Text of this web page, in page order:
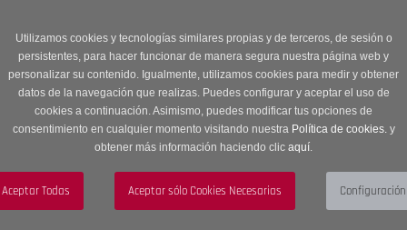
Utilizamos cookies y tecnologías similares propias y de terceros, de sesión o
persistentes, para hacer funcionar de manera segura nuestra página web y
personalizar su contenido. Igualmente, utilizamos cookies para medir y obtener
datos de la navegación que realizas. Puedes configurar y aceptar el uso de
cookies a continuación. Asimismo, puedes modificar tus opciones de
consentimiento en cualquier momento visitando nuestra Política de cookies.y
obtener más información haciendo clic aquí.
descuento en Sección OUTLET con código OUTLET20
navigation
Menú